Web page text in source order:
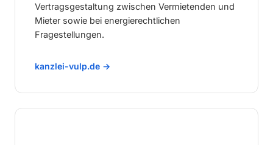
Vertragsgestaltung zwischen Vermietenden und
Mieter sowie bei energierechtlichen
Fragestellungen.
kanzlei-vulp.de →